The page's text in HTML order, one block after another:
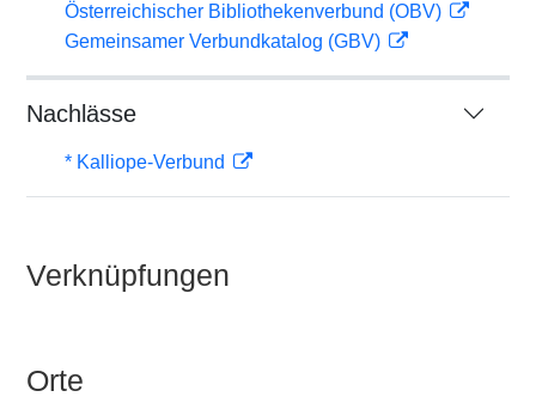
Österreichischer Bibliothekenverbund (OBV)
Gemeinsamer Verbundkatalog (GBV)
Nachlässe
* Kalliope-Verbund
Verknüpfungen
Orte